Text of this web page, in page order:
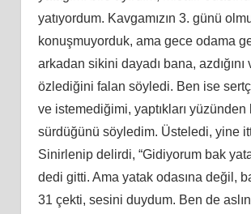
yatıyordum. Kavgamızın 3. günü
konuşmuyorduk, ama gece odama
arkadan sikini dayadı bana,
özlediğini falan söyledi. Ben ise
ve istemediğimi, yaptıkları yüzünden
sürdüğünü söyledim. Üsteledi, yine
Sinirlenip delirdi, “Gidiyorum bak
dedi gitti. Ama yatak odasına değil,
31 çekti, sesini duydum. Ben de